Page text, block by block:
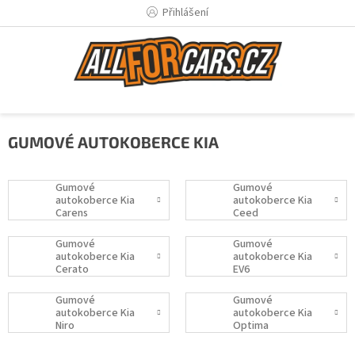
Přihlášení
GUMOVÉ AUTOKOBERCE KIA
Gumové
autokoberce Kia
Carens
Gumové
autokoberce Kia
Ceed
Gumové
autokoberce Kia
Cerato
Gumové
autokoberce Kia
EV6
Gumové
autokoberce Kia
Niro
Gumové
autokoberce Kia
Optima